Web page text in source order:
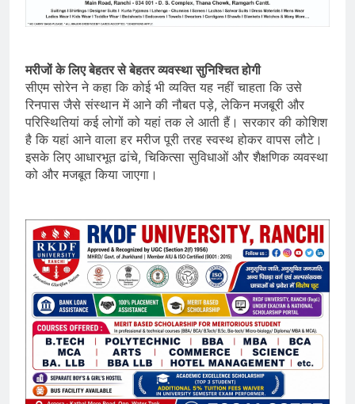
मरीजों के लिए बेहतर से बेहतर व्यवस्था सुनिश्चित होगी
सीएम सोरेन ने कहा कि कोई भी व्यक्ति यह नहीं चाहता कि उसे
रिनपास जैसे संस्थान में आने की नौबत पड़े, लेकिन मजबूरी और
परिस्थितियां कई लोगों को यहां तक ले आती हैं। सरकार की कोशिश
है कि यहां आने वाला हर मरीज पूरी तरह स्वस्थ होकर वापस लौटे।
इसके लिए आधारभूत ढांचे, चिकित्सा सुविधाओं और शैक्षणिक व्यवस्था
को और मजबूत किया जाएगा।